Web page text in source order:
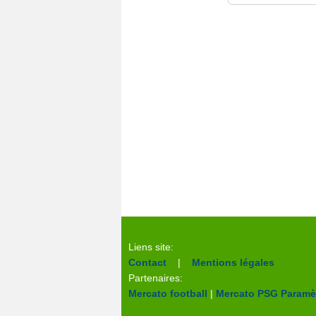
Liens site:
Contact | Mentions légales
Partenaires:
Mercato football | Mercato PSG